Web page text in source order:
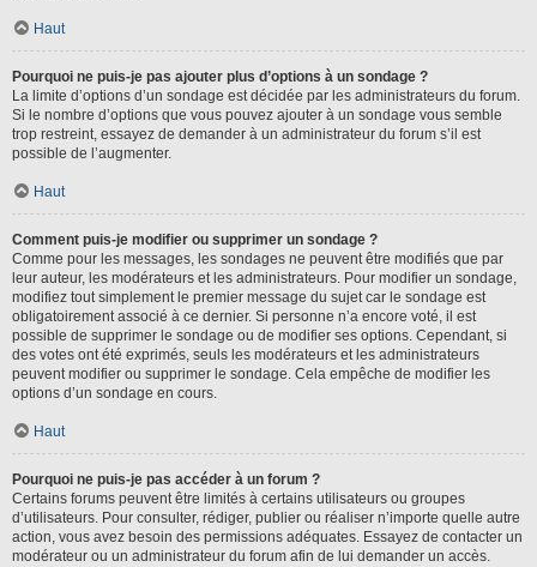
Haut
Pourquoi ne puis-je pas ajouter plus d’options à un sondage ?
La limite d’options d’un sondage est décidée par les administrateurs du forum.
Si le nombre d’options que vous pouvez ajouter à un sondage vous semble
trop restreint, essayez de demander à un administrateur du forum s’il est
possible de l’augmenter.
Haut
Comment puis-je modifier ou supprimer un sondage ?
Comme pour les messages, les sondages ne peuvent être modifiés que par
leur auteur, les modérateurs et les administrateurs. Pour modifier un sondage,
modifiez tout simplement le premier message du sujet car le sondage est
obligatoirement associé à ce dernier. Si personne n’a encore voté, il est
possible de supprimer le sondage ou de modifier ses options. Cependant, si
des votes ont été exprimés, seuls les modérateurs et les administrateurs
peuvent modifier ou supprimer le sondage. Cela empêche de modifier les
options d’un sondage en cours.
Haut
Pourquoi ne puis-je pas accéder à un forum ?
Certains forums peuvent être limités à certains utilisateurs ou groupes
d’utilisateurs. Pour consulter, rédiger, publier ou réaliser n’importe quelle autre
action, vous avez besoin des permissions adéquates. Essayez de contacter un
modérateur ou un administrateur du forum afin de lui demander un accès.